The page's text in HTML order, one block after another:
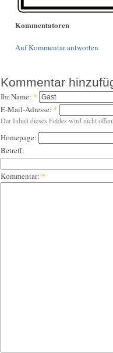
Kommentatoren
Auf Kommentar antworten
Kommentar
Ihr Name: *
E-Mail-Adresse: *
Der Inhalt dieses Feldes wird nicht
Homepage:
Betreff:
Kommentar: *